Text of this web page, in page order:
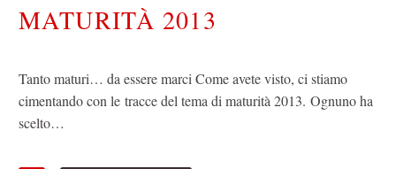
MATURITÀ 2013
Tanto maturi… da essere marci Come avete visto, ci stiamo
cimentando con le tracce del tema di maturità 2013. Ognuno ha
scelto…